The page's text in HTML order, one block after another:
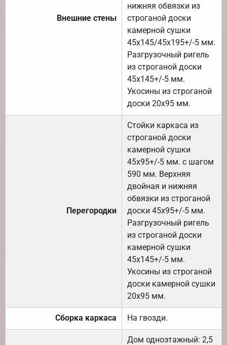
Внешние стены
нижняя обвязки из
строганой доски
камерной сушки
45х145/45х195+/-5 мм.
Разгрузочный ригель
из строганой доски
45х145+/-5 мм.
Укосины из строганой
доски 20х95 мм.
Перегородки
Стойки каркаса из
строганой доски
камерной сушки
45х95+/-5 мм. с шагом
590 мм. Верхняя
двойная и нижняя
обвязки из строганой
доски 45х95+/-5 мм.
Разгрузочный ригель
из строганой доски
камерной сушки
45х145+/-5 мм.
Укосины из строганой
доски камерной сушки
20х95 мм.
Сборка каркаса На гвозди.
Дом одноэтажный: 2,5